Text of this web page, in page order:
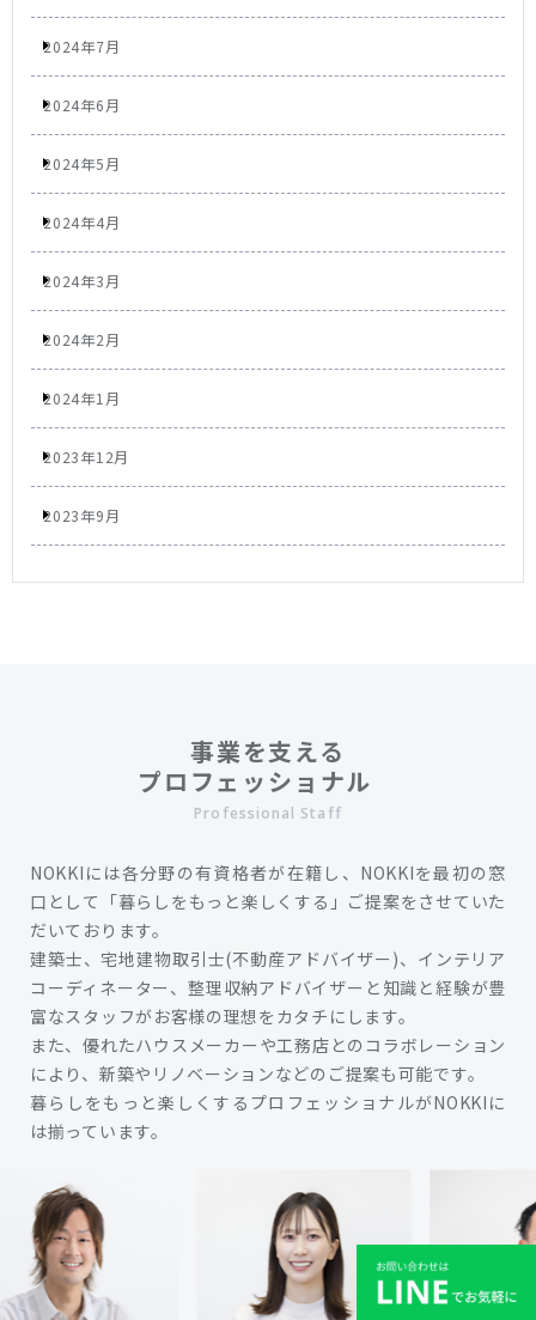
2024年7月
2024年6月
2024年5月
2024年4月
2024年3月
2024年2月
2024年1月
2023年12月
2023年9月
事業を支える
プロフェッショナル
Professional Staff
NOKKIには各分野の有資格者が在籍し、NOKKIを最初の窓
口として「暮らしをもっと楽しくする」ご提案をさせていた
だいております。
建築士、宅地建物取引士(不動産アドバイザー)、インテリア
コーディネーター、整理収納アドバイザーと知識と経験が豊
富なスタッフがお客様の理想をカタチにします。
また、優れたハウスメーカーや工務店とのコラボレーション
により、新築やリノベーションなどのご提案も可能です。
暮らしをもっと楽しくするプロフェッショナルがNOKKIに
は揃っています。